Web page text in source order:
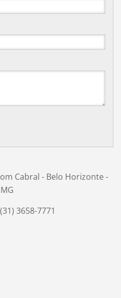
Cabral - Belo Horizonte -
MG
3658-7771